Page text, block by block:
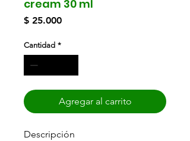
cream 30 ml
$ 25.000Precio
Cantidad *
Agregar al carrito
Descripción